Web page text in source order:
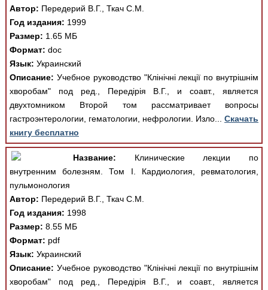
Автор: Передерий В.Г., Ткач С.М.
Год издания: 1999
Размер: 1.65 МБ
Формат: doc
Язык: Украинский
Описание: Учебное руководство "Клінічні лекції по внутрішнім
хворобам" под ред., Передірія В.Г., и соавт., является
двухтомником Второй том рассматривает вопросы
гастроэнтерологии, гематологии, нефрологии. Изло...Скачать
книгу бесплатно
Название: Клинические лекции по
внутренним болезням. Том I. Кардиология, ревматология,
пульмонология
Автор: Передерий В.Г., Ткач С.М.
Год издания: 1998
Размер: 8.55 МБ
Формат: pdf
Язык: Украинский
Описание: Учебное руководство "Клінічні лекції по внутрішнім
хворобам" под ред., Передірія В.Г., и соавт., является